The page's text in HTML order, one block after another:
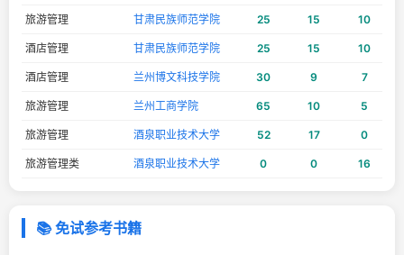
旅游管理 甘肃民族师范学院 25 15 10
酒店管理 甘肃民族师范学院 25 15 10
酒店管理 兰州博文科技学院 30 9 7
旅游管理 兰州工商学院 65 10 5
旅游管理 酒泉职业技术大学 52 17 0
旅游管理类 酒泉职业技术大学 0 0 16
📚 免试参考书籍